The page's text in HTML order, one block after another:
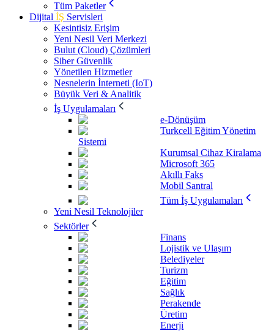
Tüm Paketler
Dijital İŞ Servisleri
Kesintisiz Erişim
Yeni Nesil Veri Merkezi
Bulut (Cloud) Çözümleri
Siber Güvenlik
Yönetilen Hizmetler
Nesnelerin İnterneti (IoT)
Büyük Veri & Analitik
İş Uygulamaları
e-Dönüşüm
Turkcell Eğitim Yönetim
Sistemi
Kurumsal Cihaz Kiralama
Microsoft 365
Akıllı Faks
Mobil Santral
Tüm İş Uygulamaları
Yeni Nesil Teknolojiler
Sektörler
Finans
Lojistik ve Ulaşım
Belediyeler
Turizm
Eğitim
Sağlık
Perakende
Üretim
Enerji